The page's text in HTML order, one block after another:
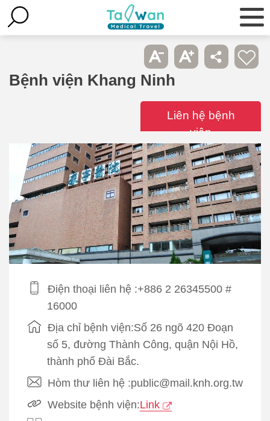
Bệnh viện Khang Ninh
Liên hệ bệnh
viện
Điện thoại liên hệ :+886 2 26345500 #
16000
Địa chỉ bệnh viện:Số 26 ngõ 420 Đoạn
số 5, đường Thành Công, quận Nội Hồ,
thành phố Đài Bắc.
Hòm thư liên hệ :public@mail.knh.org.tw
Website bệnh viện:Link